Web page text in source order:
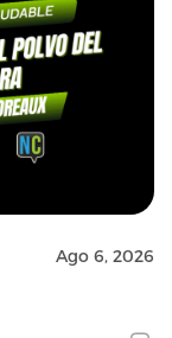
Ago 6, 2026